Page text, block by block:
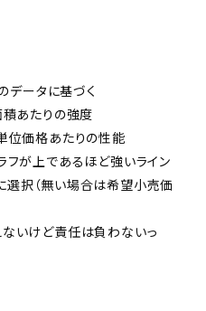
データに基づく
あたりの強度
位価格あたりの性能
フが上であるほど強いライン
択（無い場合は希望小売価
いけど責任は負わないっ